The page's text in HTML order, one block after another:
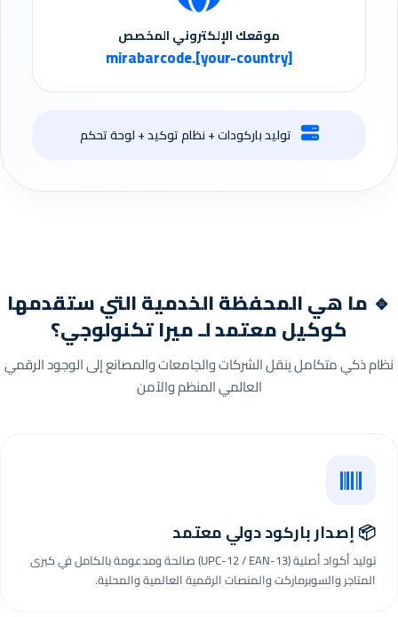
موقعك الإلكتروني المخصص
mirabarcode.[your-country]
توليد باركودات + نظام توكيد + لوحة تحكم
🔹 ما هي المحفظة الخدمية التي ستقدمها
كوكيل معتمد لـ ميرا تكنولوجي؟
نظام ذكي متكامل ينقل الشركات والجامعات والمصانع إلى الوجود الرقمي
العالمي المنظم والآمن
📦 إصدار باركود دولي معتمد
توليد أكواد أصلية (UPC-12 / EAN-13) صالحة ومدعومة بالكامل في كبرى
المتاجر والسوبرماركت والمنصات الرقمية العالمية والمحلية.